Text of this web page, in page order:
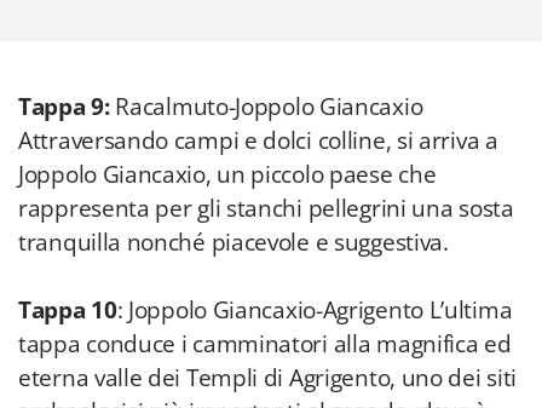
Tappa 9:Racalmuto-Joppolo Giancaxio
Attraversando campi e dolci colline, si arriva a
Joppolo Giancaxio, un piccolo paese che
rappresenta per gli stanchi pellegrini una sosta
tranquilla nonché piacevole e suggestiva.
Tappa 10: Joppolo Giancaxio-Agrigento L’ultima
tappa conduce i camminatori alla magnifica ed
eterna valle dei Templi di Agrigento, uno dei siti